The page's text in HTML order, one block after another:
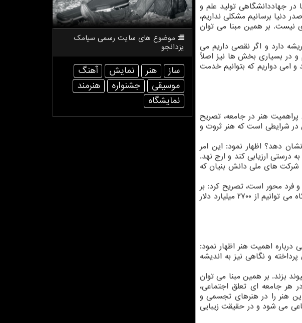
در جهاددانشگاهی تولید علم و
دنیا برسانیم مشکلی نداریم،
نیست. بر همین مبنا می توان
دارد و اگر نقصی داریم می
و در بسیاری بخش ها نیز اصلاً
امی دواریم که بتوانیم خدمت
هنر در جامعه، تصریح
در شرایطی است که هنر ثروت و
درستی به جهان نشان دهد؟ اظهار نمود: این امر
ارزیابی کند و ارج نهد.
شرکت های ملی دانش بنیان که
و فرد محور است، تصریح کرد: بر
همین مبنا اگر بتوانیم در اکوسیستم فناوری و بواسطه خانه های خلاق به صنایع فرهنگی بپردازیم، آنگاه می توانیم از ۲۷۰۰ میلیارد دلار
درباره اهمیت هنر اظهار نمود:
و نگاهی نیز به اندیشه
بزند. بر همین مبنا می توان
هر جامعه ای تعلق اجتماعی،
هنر را در هنرهای تجسمی و
می شود و در حقیقت زیبایی
موضوع های سایت رسمی سیامك
یزدانجو
ساز هنر نمایش
آهنگ
موسیقی
جشنواره
هنرمند
نمایشگاه